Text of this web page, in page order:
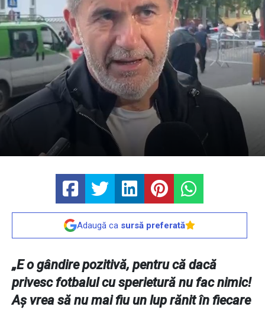
Adaugă ca sursă preferată
„E o gândire pozitivă, pentru că dacă
privesc fotbalul cu sperietură nu fac nimic!
Aș vrea să nu mai fiu un lup rănit în fiecare